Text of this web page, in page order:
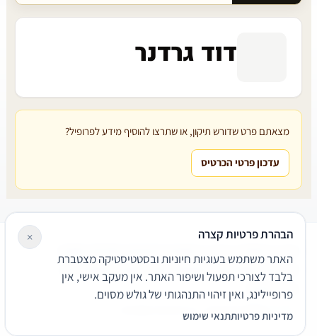
דוד גרדנר
מצאתם פרט שדורש תיקון, או שתרצו להוסיף מידע לפרופיל?
עדכון פרטי הכרטיס
שירותים משפטיים
דרושים צור קשר נגישותפרטיות
תנאי שימוש
© 2026 הפירמה. כל הזכויות שמורות.
הבהרת פרטיות קצרה
האתר משתמש בעוגיות חיוניות ובסטטיסטיקה מצטברת
בלבד לצורכי תפעול ושיפור האתר. אין מעקב אישי, אין
פרופיילינג, ואין זיהוי התנהגותי של גולש מסוים.
מדיניות פרטיותתנאי שימוש
×